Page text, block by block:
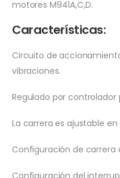
motores M941A,C,D.
Características:
Circuito de
vibraciones.
Regulado por controlador
La carrera es ajustable
Configuración de carrera